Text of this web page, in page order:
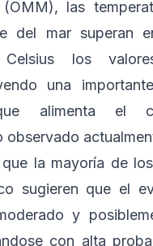
(OMM), las
del mar superan
los
una
alimenta el
observado
la mayoría de
sugieren que el
y
con alta